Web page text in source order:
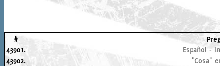
#
43901.
Español -
43902.
"Cosa"